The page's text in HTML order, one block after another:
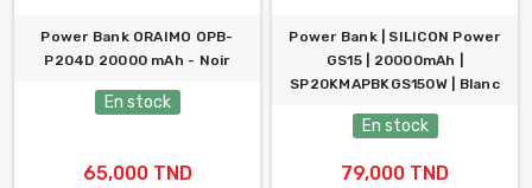
Power Bank ORAIMO OPB-
P204D 20000 mAh - Noir
En stock
65,000 TND
Power Bank | SILICON Power
GS15 | 20000mAh |
SP20KMAPBKGS150W | Blanc
En stock
79,000 TND